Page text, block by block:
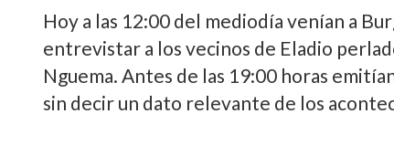
Hoy a las 12:00 del mediodí­a vení­an a
entrevistar a los vecinos de Eladio
Nguema. Antes de las 19:00 horas
sin decir un dato relevante de los